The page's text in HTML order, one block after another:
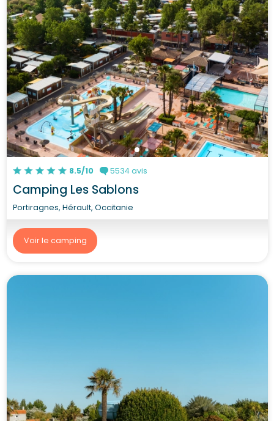
8.5/10 5534 avis
Camping Les Sablons
Portiragnes, Hérault, Occitanie
Voir le camping